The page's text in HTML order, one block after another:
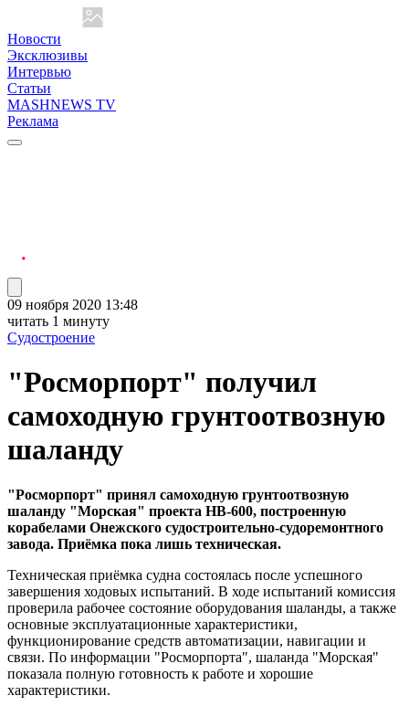
Новости
Эксклюзивы
Интервью
Статьи
MASHNEWS TV
Реклама
09 ноября 2020 13:48
читать 1 минуту
Судостроение
"Росморпорт" получил
самоходную грунтоотвозную
шаланду
"Росморпорт" принял самоходную грунтоотвозную
шаланду "Морская" проекта HB-600, построенную
корабелами Онежского судостроительно-судоремонтного
завода. Приёмка пока лишь техническая.
Техническая приёмка судна состоялась после успешного
завершения ходовых испытаний. В ходе испытаний комиссия
проверила рабочее состояние оборудования шаланды, а также
основные эксплуатационные характеристики,
функционирование средств автоматизации, навигации и
связи. По информации "Росморпорта", шаланда "Морская"
показала полную готовность к работе и хорошие
характеристики.